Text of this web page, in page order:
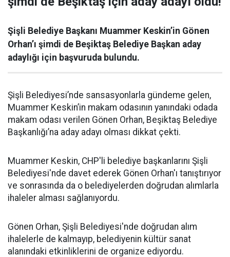
Şişli Belediye Başkanı Muammer Keskin’in Gönen
Orhan’ı şimdi de Beşiktaş Belediye Başkan aday
adaylığı için başvuruda bulundu.
Şişli Belediyesi’nde sansasyonlarla gündeme gelen,
Muammer Keskin’in makam odasının yanındaki odada
makam odası verilen Gönen Orhan, Beşiktaş Belediye
Başkanlığı’na aday adayı olması dikkat çekti.
Muammer Keskin, CHP'li belediye başkanlarını Şişli
Belediyesi'nde davet ederek Gönen Orhan'ı tanıştırıyor
ve sonrasında da o belediyelerden doğrudan alımlarla
ihaleler alması sağlanıyordu.
Gönen Orhan, Şişli Belediyesi'nde doğrudan alım
ihalelerle de kalmayıp, belediyenin kültür sanat
alanındaki etkinliklerini de organize ediyordu.